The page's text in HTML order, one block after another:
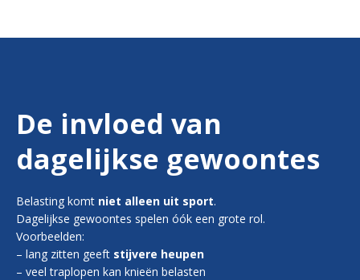
De invloed van
dagelijkse gewoontes
Belasting komt niet alleen uit sport.
Dagelijkse gewoontes spelen óók een grote rol.
Voorbeelden:
– lang zitten geeft stijvere heupen
– veel traplopen kan knieën belasten